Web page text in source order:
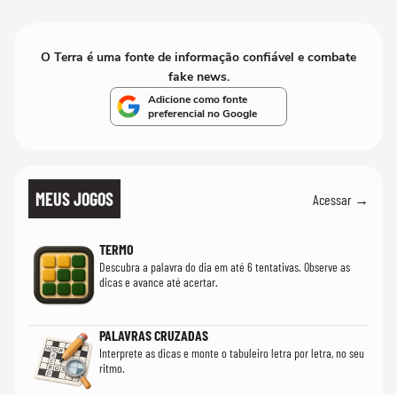
O Terra é uma fonte de informação confiável e combate
fake news.
Adicione como fonte
preferencial no Google
MEUS JOGOS Acessar →
TERMO
Descubra a palavra do dia em até 6 tentativas. Observe as
dicas e avance até acertar.
PALAVRAS CRUZADAS
Interprete as dicas e monte o tabuleiro letra por letra, no seu
ritmo.